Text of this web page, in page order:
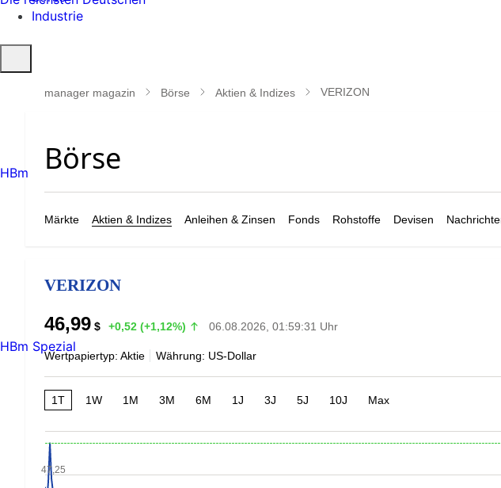
Industrie
öffnen
manager magazin Börse Aktien & Indizes VERIZON
Märkte Aktien & Indizes Anleihen & Zinsen Fonds Rohstoffe Devisen
VERIZON
46,99 $ +0,52 (+1,12%) 06.08.2026, 01:59:31 Uhr
Wertpapiertyp: Aktie Währung: US-Dollar
1T 1W 1M 3M 6M 1J 3J 5J 10J Max
47,25
HBm
HBm Spezial